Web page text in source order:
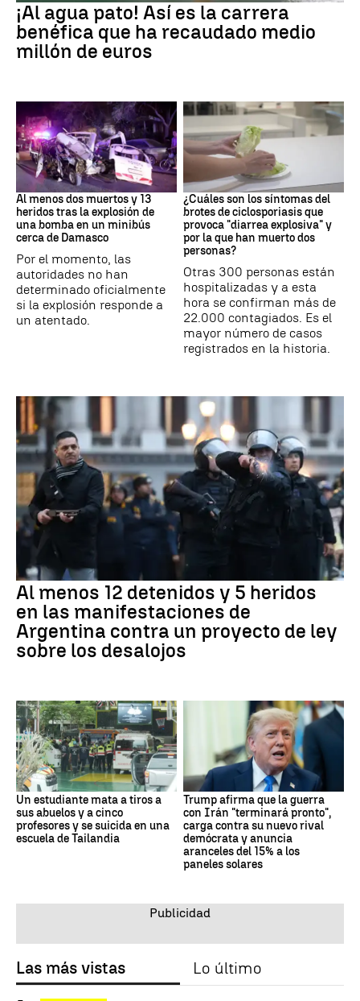
¡Al agua pato! Así es la carrera
benéfica que ha recaudado medio
millón de euros
SIRIA
Al menos dos muertos y 13
heridos tras la explosión de
una bomba en un minibús
cerca de Damasco
Por el momento, las
autoridades no han
determinado oficialmente
si la explosión responde a
un atentado.
Brote
¿Cuáles son los síntomas del
brotes de ciclosporiasis que
provoca "diarrea explosiva" y
por la que han muerto dos
personas?
Otras 300 personas están
hospitalizadas y a esta
hora se confirman más de
22.000 contagiados. Es el
mayor número de casos
registrados en la historia.
Al menos 12 detenidos y 5 heridos
en las manifestaciones de
Argentina contra un proyecto de ley
sobre los desalojos
Un estudiante mata a tiros a
sus abuelos y a cinco
profesores y se suicida en una
escuela de Tailandia
Trump afirma que la guerra
con Irán "terminará pronto",
carga contra su nuevo rival
demócrata y anuncia
aranceles del 15% a los
paneles solares
Las más vistas Lo último